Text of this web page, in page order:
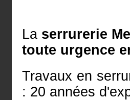
La serrurerie
toute urgence
Travaux en
: 20 années